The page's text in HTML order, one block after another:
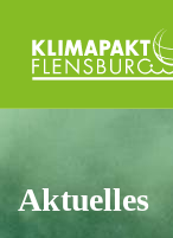
Aktuelles